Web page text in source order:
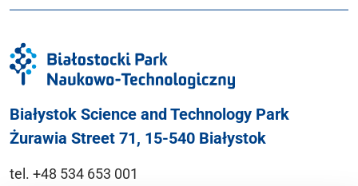
Białystok Science and Technology Park
Żurawia Street 71, 15-540 Białystok
tel. +48 534 653 001